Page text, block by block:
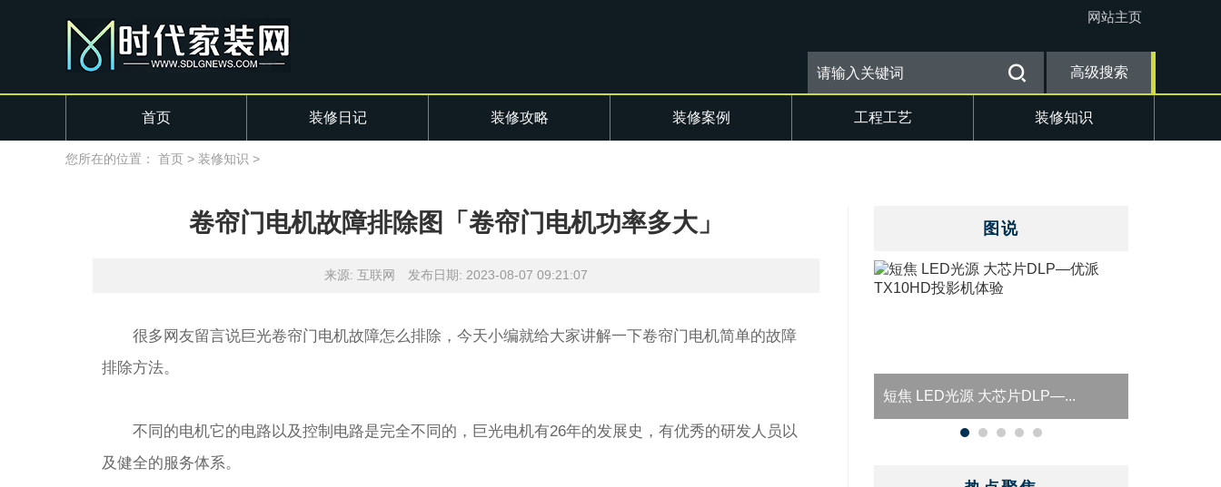
网站主页
高级搜索
首页 装修日记 装修攻略 装修案例 工程工艺 装修知识
您所在的位置： 首页 > 装修知识 >
卷帘门电机故障排除图「卷帘门电机功率多大」
来源: 互联网 发布日期: 2023-08-07 09:21:07
很多网友留言说巨光卷帘门电机故障怎么排除，今天小编就给大家讲解一下卷帘门电机简单的故障
排除方法。
不同的电机它的电路以及控制电路是完全不同的，巨光电机有26年的发展史，有优秀的研发人员以
及健全的服务体系。
图说
短焦 LED光源 大芯片DLP—...